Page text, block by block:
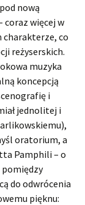
nową
coraz więcej w
charakterze, co
reżyserskich.
muzyka
koncepcją
i
jednolitej i
oratorium, a
Pamphili – o
pomiędzy
do odwrócenia
pięknu: